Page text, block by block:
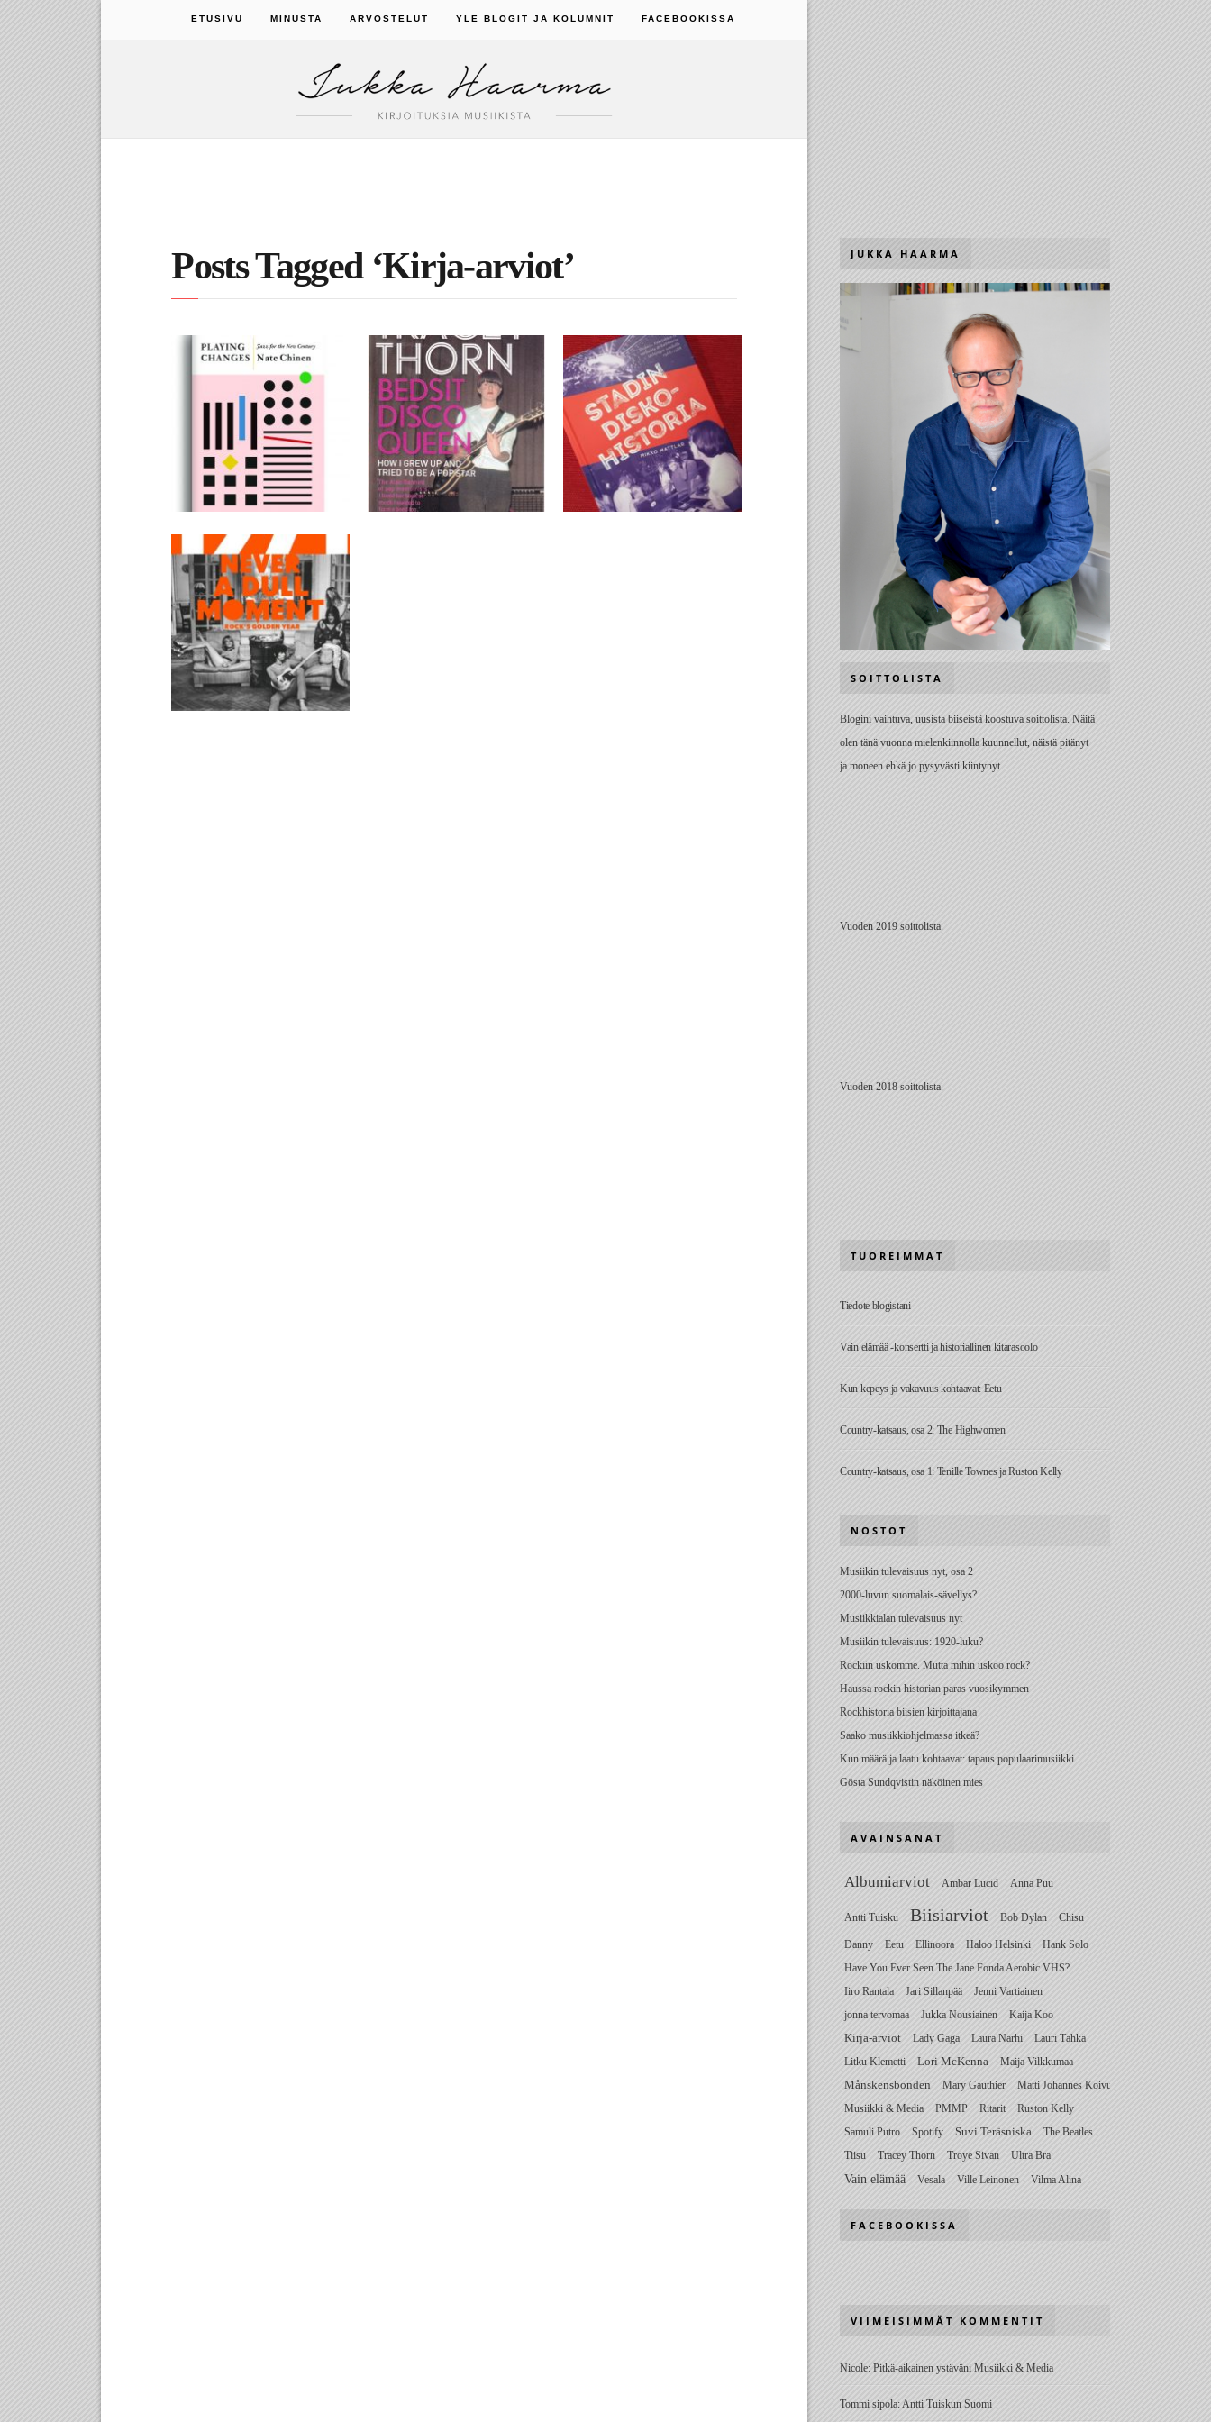
ETUSIVU MINUSTA ARVOSTELUT YLE BLOGIT JA KOLUMNIT FACEBOOKISSA
Posts Tagged ‘Kirja-arviot’
5.3.2019
Jazz: hyvin vakavan
musiikin elävämpi ja
kevyempi tulevaisuus?
10.8.2018
Tracey Thorn, melkein
kuuluisa
25.6.2017
Kulosaaren Casinolta
Berlin-klubille
19.8.2016
1971. Rockin kultainen
vuosi?
JUKKA HAARMA
SOITTOLISTA
Blogini vaihtuva, uusista biiseistä koostuva soittolista. Näitä
olen tänä vuonna mielenkiinnolla kuunnellut, näistä pitänyt
ja moneen ehkä jo pysyvästi kiintynyt.
Vuoden 2019 soittolista.
Vuoden 2018 soittolista.
TUOREIMMAT
Tiedote blogistani
Vain elämää -konsertti ja historiallinen kitarasoolo
Kun kepeys ja vakavuus kohtaavat: Eetu
Country-katsaus, osa 2: The Highwomen
Country-katsaus, osa 1: Tenille Townes ja Ruston Kelly
NOSTOT
Musiikin tulevaisuus nyt, osa 2
2000-luvun suomalais-sävellys?
Musiikkialan tulevaisuus nyt
Musiikin tulevaisuus: 1920-luku?
Rockiin uskomme. Mutta mihin uskoo rock?
Haussa rockin historian paras vuosikymmen
Rockhistoria biisien kirjoittajana
Saako musiikkiohjelmassa itkeä?
Kun määrä ja laatu kohtaavat: tapaus populaarimusiikki
Gösta Sundqvistin näköinen mies
AVAINSANAT
Albumiarviot Ambar Lucid Anna Puu
Antti Tuisku Biisiarviot Bob Dylan Chisu
Danny Eetu Ellinoora Haloo Helsinki
Hank Solo
Have You Ever Seen The Jane Fonda Aerobic VHS?
Iiro Rantala
Jari Sillanpää
Jenni Vartiainen
jonna tervomaa
Jukka Nousiainen
Kaija Koo
Kirja-arviot
Lady Gaga Laura Närhi
Lauri Tähkä
Litku Klemetti
Lori McKenna
Maija Vilkkumaa
Månskensbonden
Mary Gauthier
Matti Johannes Koivu
Musiikki & Media
PMMP Ritarit
Ruston Kelly
Samuli Putro
Spotify Suvi Teräsniska
The Beatles
Tiisu
Tracey Thorn Troye Sivan Ultra Bra
Vain elämää Vesala Ville Leinonen Vilma Alina
FACEBOOKISSA
VIIMEISIMMÄT KOMMENTIT
Nicole: Pitkä-aikainen ystäväni Musiikki & Media
Tommi sipola:Antti Tuiskun Suomi